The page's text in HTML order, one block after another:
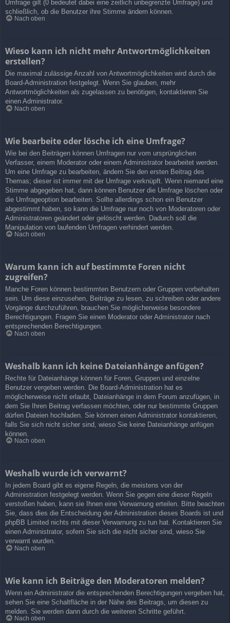
Umfrage gilt (0 bedeutet dabei eine zeitlich unbegrenzte Umfrage) und
schließlich, ob die Benutzer ihre Stimme ändern können.
Nach oben
Wieso kann ich nicht mehr Antwortmöglichkeiten
erstellen?
Die maximal zulässige Anzahl von Antwortmöglichkeiten wird durch die
Board-Administration festgelegt. Wenn Sie glauben, mehr
Antwortmöglichkeiten als zugelassen zu benötigen, kontaktieren Sie
einen Administrator.
Nach oben
Wie bearbeite oder lösche ich eine Umfrage?
Wie bei den Beiträgen können Umfragen nur vom ursprünglichen
Verfasser, einem Moderator oder einem Administrator bearbeitet werden.
Um eine Umfrage zu bearbeiten, ändern Sie den ersten Beitrag des
Themas; dieser ist immer mit der Umfrage verknüpft. Wenn niemand eine
Stimme abgegeben hat, dann können Benutzer die Umfrage löschen oder
die Umfrageoption bearbeiten. Sollte allerdings schon ein Benutzer
abgestimmt haben, so kann die Umfrage nur noch von Moderatoren oder
Administratoren geändert oder gelöscht werden. Dadurch soll die
Manipulation von laufenden Umfragen verhindert werden.
Nach oben
Warum kann ich auf bestimmte Foren nicht
zugreifen?
Manche Foren können bestimmten Benutzern oder Gruppen vorbehalten
sein. Um diese einzusehen, Beiträge zu lesen, zu schreiben oder andere
Vorgänge durchzuführen, brauchen Sie möglicherweise besondere
Berechtigungen. Fragen Sie einen Moderator oder Administrator nach
entsprechenden Berechtigungen.
Nach oben
Weshalb kann ich keine Dateianhänge anfügen?
Rechte für Dateianhänge können für Foren, Gruppen und einzelne
Benutzer vergeben werden. Die Board-Administration hat es
möglicherweise nicht erlaubt, Dateianhänge in dem Forum anzufügen, in
dem Sie Ihren Beitrag verfassen möchten, oder nur bestimmte Gruppen
dürfen Dateien hochladen. Sie können einen Administrator kontaktieren,
falls Sie sich nicht sicher sind, wieso Sie keine Dateianhänge anfügen
können.
Nach oben
Weshalb wurde ich verwarnt?
In jedem Board gibt es eigene Regeln, die meistens von der
Administration festgelegt werden. Wenn Sie gegen eine dieser Regeln
verstoßen haben, kann sie Ihnen eine Verwarnung erteilen. Bitte beachten
Sie, dass dies die Entscheidung der Administration dieses Boards ist und
phpBB Limited nichts mit dieser Verwarnung zu tun hat. Kontaktieren Sie
einen Administrator, sofern Sie sich die nicht sicher sind, wieso Sie
verwarnt wurden.
Nach oben
Wie kann ich Beiträge den Moderatoren melden?
Wenn ein Administrator die entsprechenden Berechtigungen vergeben hat,
sehen Sie eine Schaltfläche in der Nähe des Beitrags, um diesen zu
melden. Sie werden dann durch die weiteren Schritte geführt.
Nach oben